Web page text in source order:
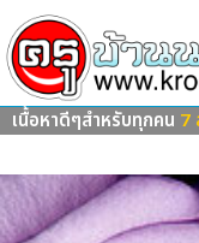
เนื้อหาดีๆสำหรับทุกคน 7